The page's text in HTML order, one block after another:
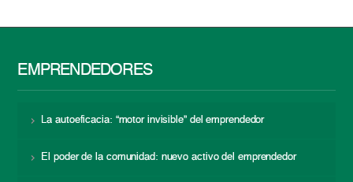
EMPRENDEDORES
La autoeficacia: “motor invisible” del emprendedor
El poder de la comunidad: nuevo activo del emprendedor